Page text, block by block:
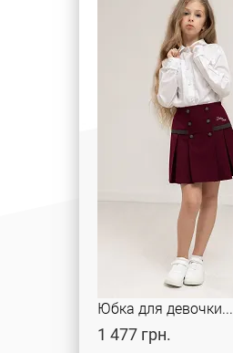
Юбка для девочки...
1 477 грн.